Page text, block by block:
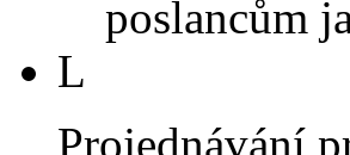
poslancům
L
Projednávání